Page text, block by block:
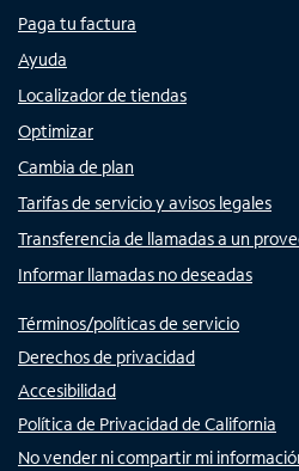
Paga tu factura
Ayuda
Localizador de tiendas
Optimizar
Cambia de plan
Tarifas de servicio y avisos legales
Transferencia de llamadas a un
Informar llamadas no deseadas
Términos/políticas de servicio
Derechos de privacidad
Accesibilidad
Política de Privacidad de California
No vender ni compartir mi